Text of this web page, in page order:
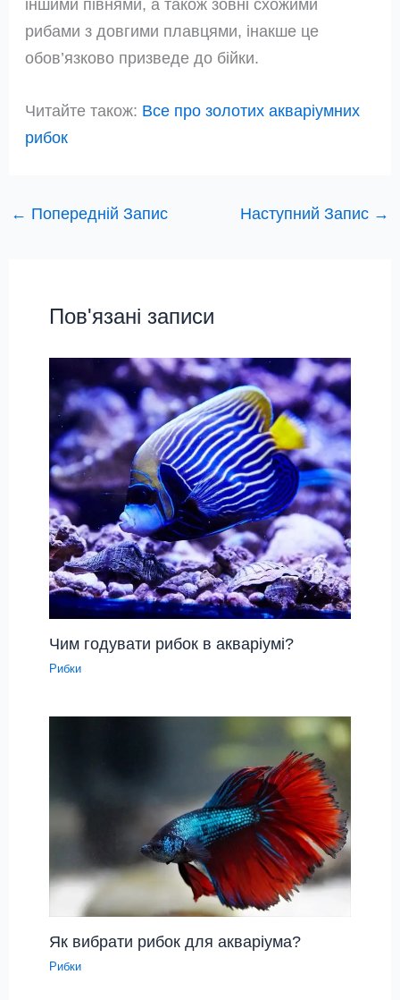
іншими півнями, а також зовні схожими
рибами з довгими плавцями, інакше це
обов’язково призведе до бійки.
Читайте також: Все про золотих акваріумних
рибок
← Попередній Запис Наступний Запис →
Пов'язані записи
Чим годувати рибок в акваріумі?
Рибки
Як вибрати рибок для акваріума?
Рибки